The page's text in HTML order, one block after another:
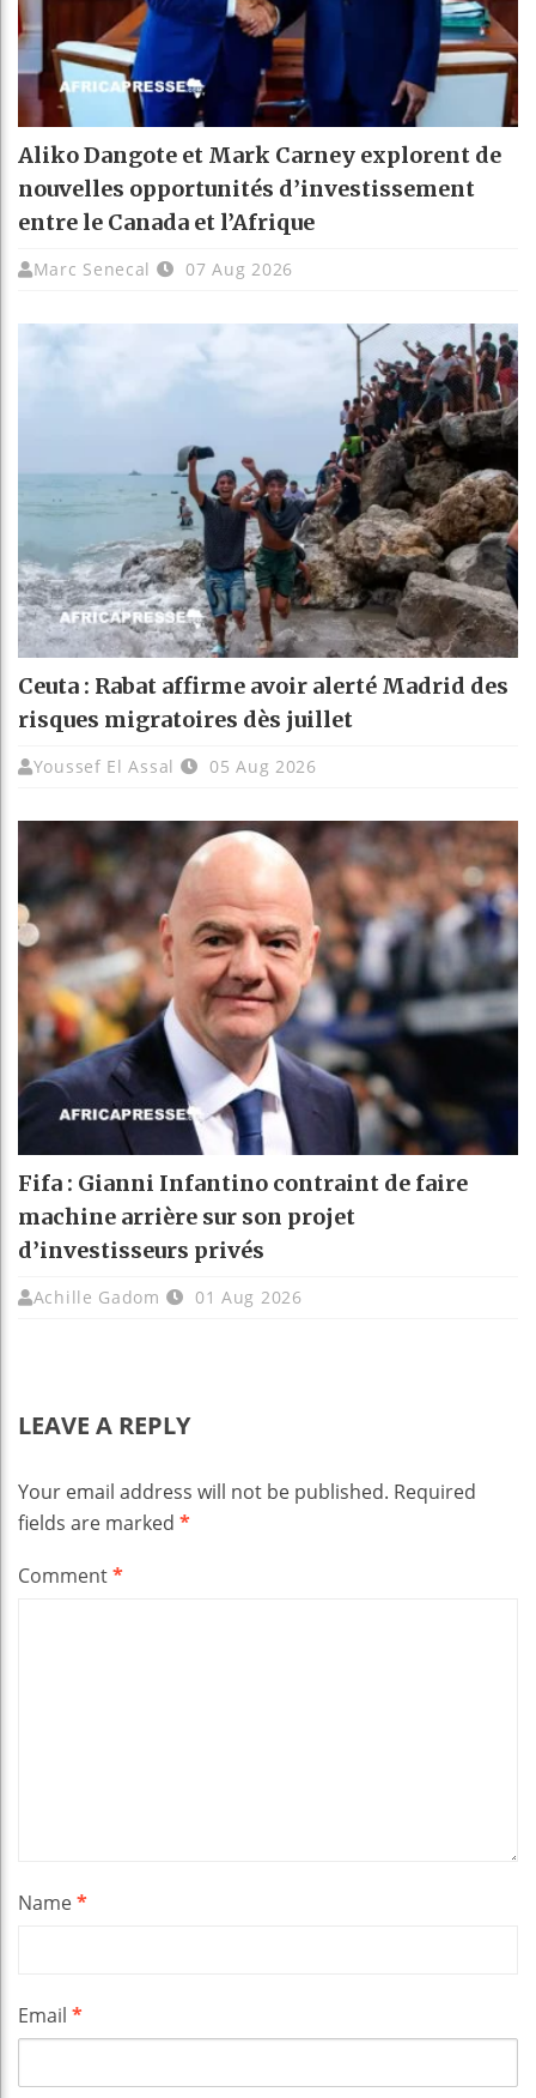
Aliko Dangote et Mark Carney explorent de
nouvelles opportunités d’investissement
entre le Canada et l’Afrique
Marc Senecal 07 Aug 2026
Ceuta : Rabat affirme avoir alerté Madrid des
risques migratoires dès juillet
Youssef El Assal 05 Aug 2026
Fifa : Gianni Infantino contraint de faire
machine arrière sur son projet
d’investisseurs privés
Achille Gadom 01 Aug 2026
LEAVE A REPLY
Your email address will not be published. Required
fields are marked *
Comment*
Name*
Email *